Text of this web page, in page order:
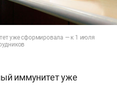
уже сформировала — к 1 июля
иммунитет уже